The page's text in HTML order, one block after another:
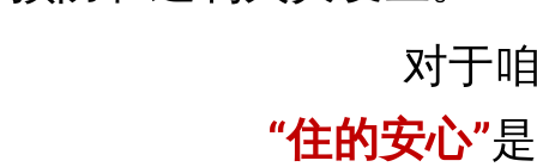
对于
“住的安心”